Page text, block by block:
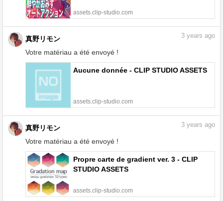
assets.clip-studio.com
真野リモン
Votre matériau a été envoyé !
3 years ago
Aucune donnée - CLIP STUDIO ASSETS
assets.clip-studio.com
真野リモン
Votre matériau a été envoyé !
3 years ago
Propre carte de gradient ver. 3 - CLIP
STUDIO ASSETS
assets.clip-studio.com